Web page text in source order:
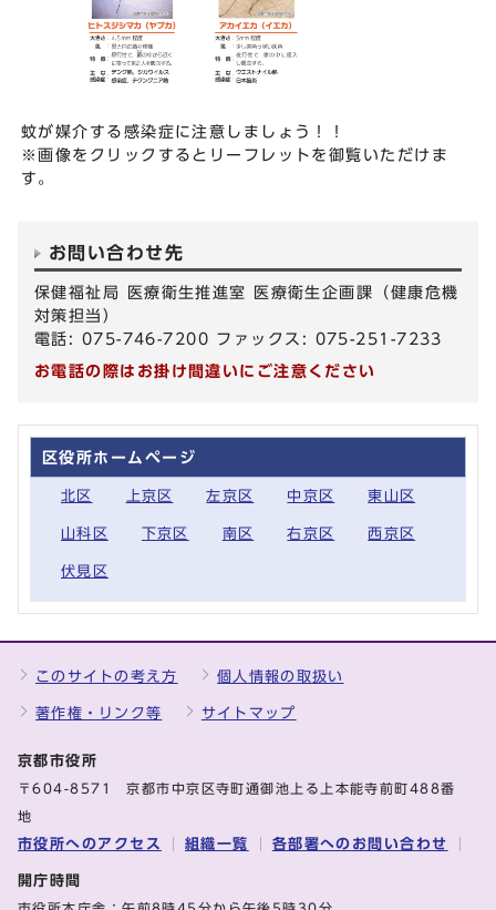
蚊が媒介する感染症に注意しましょう！！
※画像をクリックするとリーフレットを御覧いただけま
す。
お問い合わせ先
保健福祉局 医療衛生推進室 医療衛生企画課（健康危機
対策担当）
電話: 075-746-7200 ファックス: 075-251-7233
お電話の際はお掛け間違いにご注意ください
区役所ホームページ
北区 上京区 左京区 中京区 東山区
山科区 下京区 南区 右京区 西京区
伏見区
このサイトの考え方 個人情報の取扱い
著作権・リンク等 サイトマップ
京都市役所
〒604-8571 京都市中京区寺町通御池上る上本能寺前町488番
地
市役所へのアクセス 組織一覧 各部署へのお問い合わせ
開庁時間